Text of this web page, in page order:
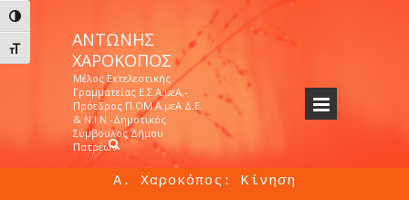
Εναλλαγή Υψηλής Αντίθεσης
Εναλλαγή Μεγέθους Γραμμάτων
ΑΝΤΏΝΗΣ
ΧΑΡΟΚΌΠΟΣ
Μέλος Εκτελεστικής
Γραμματείας Ε.Σ.Α.μεΑ,-
Πρόεδρος Π.ΟΜ.Α.μεΑ Δ.Ε.
& Ν.Ι.Ν.-Δημοτικός
Σύμβουλος Δήμου
Πατρέων
Α. Χαροκόπος: Κίνηση